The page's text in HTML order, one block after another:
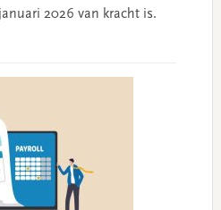
2026 van kracht is.